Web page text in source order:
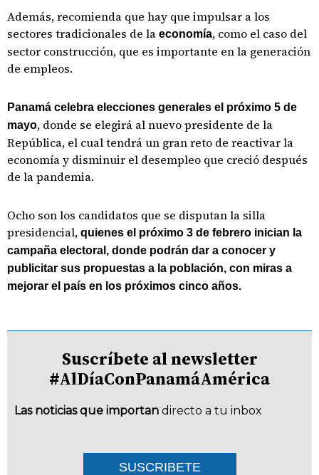
Además, recomienda que hay que impulsar a los
sectores tradicionales de la economía, como el caso del
sector construcción, que es importante en la generación
de empleos.
Panamá celebra elecciones generales el próximo 5 de
mayo, donde se elegirá al nuevo presidente de la
República, el cual tendrá un gran reto de reactivar la
economía y disminuir el desempleo que creció después
de la pandemia.
Ocho son los candidatos que se disputan la silla
presidencial, quienes el próximo 3 de febrero inician la
campaña electoral, donde podrán dar a conocer y
publicitar sus propuestas a la población, con miras a
mejorar el país en los próximos cinco años.
Suscríbete al newsletter
#AlDíaConPanamáAmérica
Las noticias que importan directo a tu inbox
SUSCRIBETE